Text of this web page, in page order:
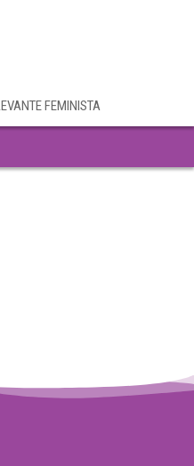
FEMINISTA